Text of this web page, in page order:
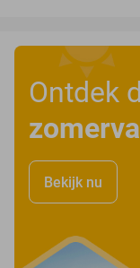
Ontdek
Bekijk nu